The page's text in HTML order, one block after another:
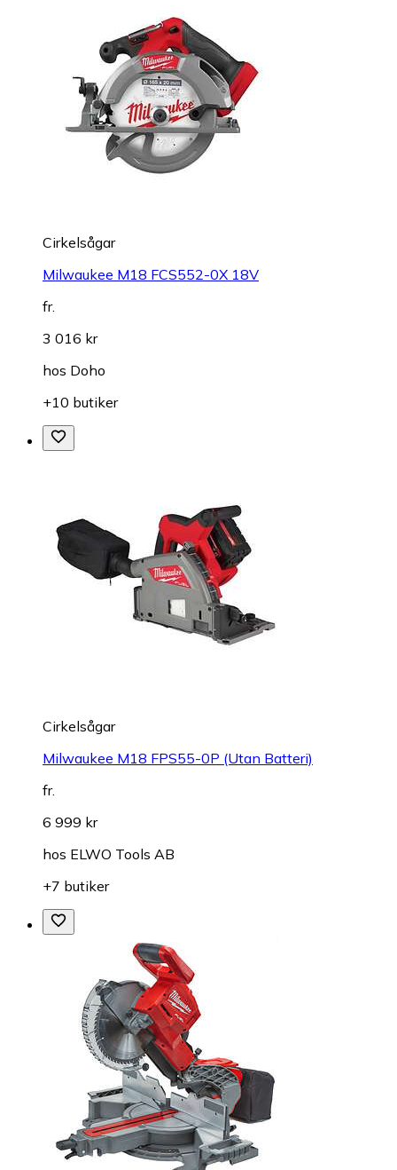
Cirkelsågar
Milwaukee M18 FCS552-0X 18V
fr.
3 016 kr
hos Doho
+10 butiker
Cirkelsågar
Milwaukee M18 FPS55-0P (Utan Batteri)
fr.
6 999 kr
hos ELWO Tools AB
+7 butiker